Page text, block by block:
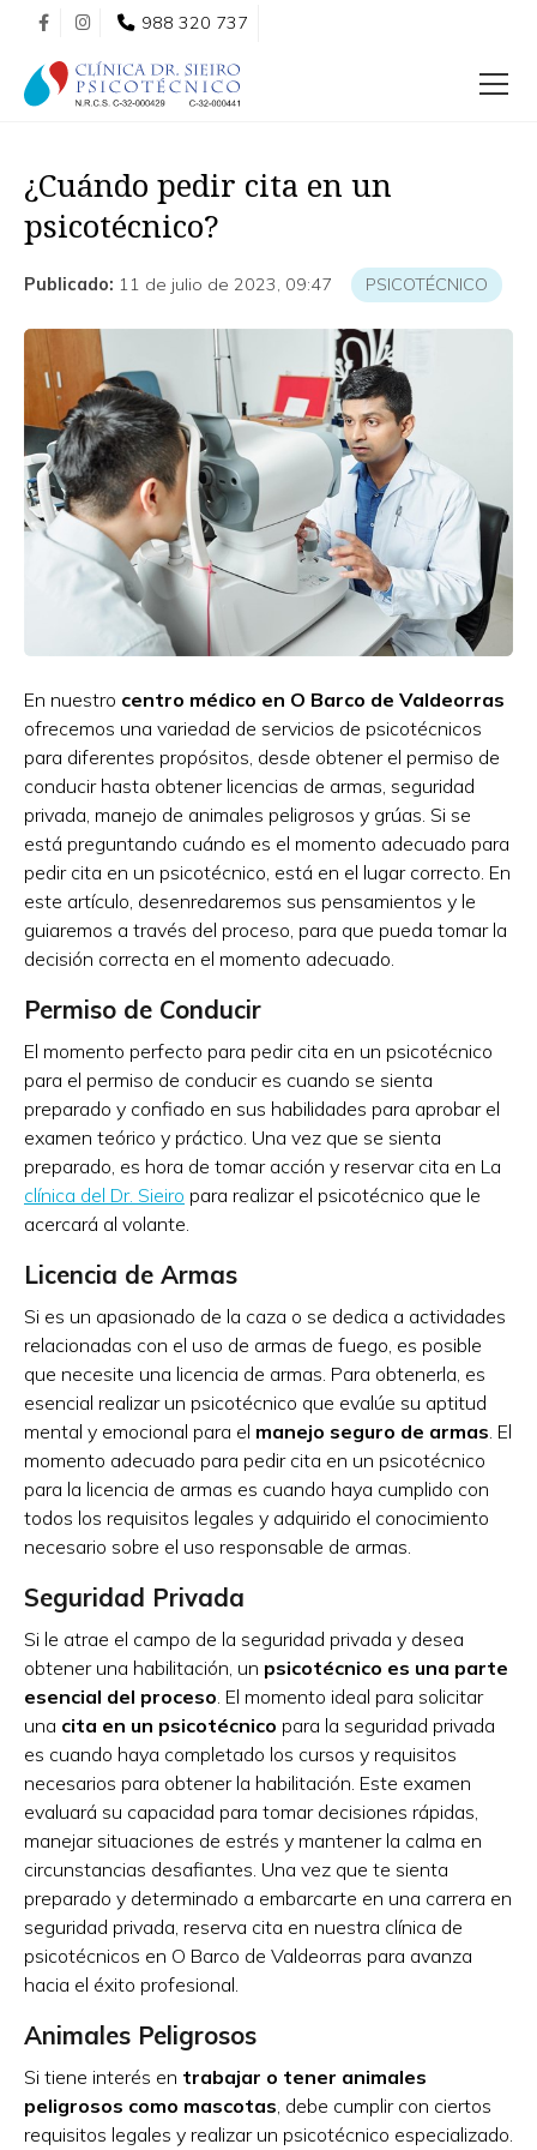
988 320 737
¿Cuándo pedir cita en un
psicotécnico?
Publicado: 11 de julio de 2023, 09:47 PSICOTÉCNICO
En nuestro centro médico en O Barco de Valdeorras
ofrecemos una variedad de servicios de psicotécnicos
para diferentes propósitos, desde obtener el permiso de
conducir hasta obtener licencias de armas, seguridad
privada, manejo de animales peligrosos y grúas. Si se
está preguntando cuándo es el momento adecuado para
pedir cita en un psicotécnico, está en el lugar correcto. En
este artículo, desenredaremos sus pensamientos y le
guiaremos a través del proceso, para que pueda tomar la
decisión correcta en el momento adecuado.
Permiso de Conducir
El momento perfecto para pedir cita en un psicotécnico
para el permiso de conducir es cuando se sienta
preparado y confiado en sus habilidades para aprobar el
examen teórico y práctico. Una vez que se sienta
preparado, es hora de tomar acción y reservar cita en La
clínica del Dr. Sieiro para realizar el psicotécnico que le
acercará al volante.
Licencia de Armas
Si es un apasionado de la caza o se dedica a actividades
relacionadas con el uso de armas de fuego, es posible
que necesite una licencia de armas. Para obtenerla, es
esencial realizar un psicotécnico que evalúe su aptitud
mental y emocional para el manejo seguro de armas . El
momento adecuado para pedir cita en un psicotécnico
para la licencia de armas es cuando haya cumplido con
todos los requisitos legales y adquirido el conocimiento
necesario sobre el uso responsable de armas.
Seguridad Privada
Si le atrae el campo de la seguridad privada y desea
obtener una habilitación, un psicotécnico es una parte
esencial del proceso . El momento ideal para solicitar
una cita en un psicotécnico para la seguridad privada
es cuando haya completado los cursos y requisitos
necesarios para obtener la habilitación. Este examen
evaluará su capacidad para tomar decisiones rápidas,
manejar situaciones de estrés y mantener la calma en
circunstancias desafiantes. Una vez que te sienta
preparado y determinado a embarcarte en una carrera en
seguridad privada, reserva cita en nuestra clínica de
psicotécnicos en O Barco de Valdeorras para avanza
hacia el éxito profesional.
Animales Peligrosos
Si tiene interés en trabajar o tener animales
peligrosos como mascotas, debe cumplir con ciertos
requisitos legales y realizar un psicotécnico especializado.